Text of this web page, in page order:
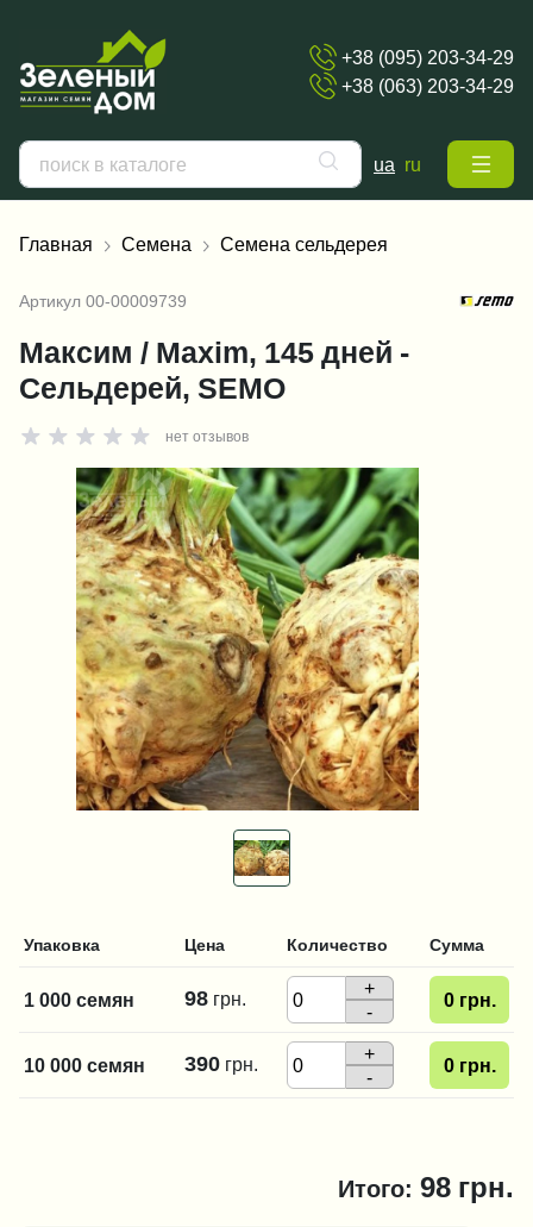
+38 (095) 203-34-29
+38 (063) 203-34-29
ua ru
Главная Семена Семена сельдерея
Артикул 00-00009739
Максим / Maxim, 145 дней -
Сельдерей, SEMO
нет отзывов
Упаковка Цена Количество Сумма
1 000 семян 98 грн.
+
-
0 грн.
10 000 семян 390 грн.
+
-
0 грн.
Итого: 98 грн.